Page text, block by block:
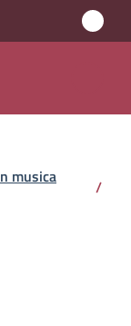
musica
/